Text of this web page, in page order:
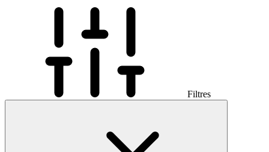
Filtres